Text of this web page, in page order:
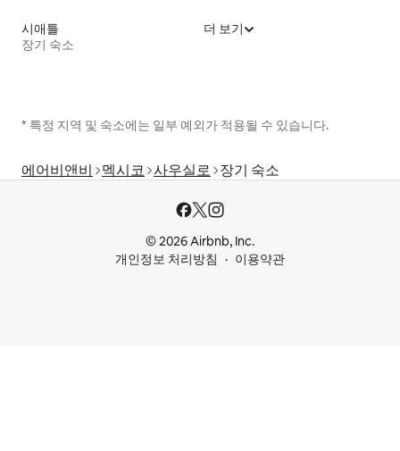
시애틀
장기 숙소
더 보기
* 특정 지역 및 숙소에는 일부 예외가 적용될 수 있습니다.
에어비앤비 멕시코 사우실로 장기 숙소
© 2026 Airbnb, Inc.
개인정보 처리방침
이용약관